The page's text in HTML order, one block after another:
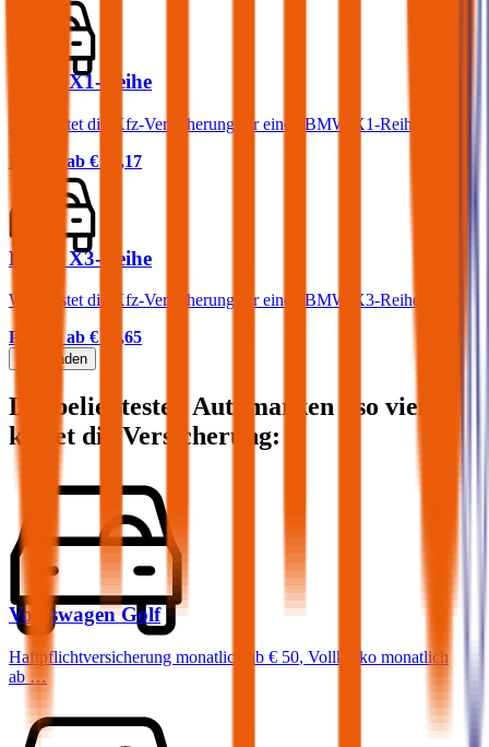
BMW X1-Reihe
Was kostet die Kfz-Versicherung für einen BMW X1-Reihe?
Prämie ab € 84,17
BMW X3-Reihe
Was kostet die Kfz-Versicherung für einen BMW X3-Reihe?
Prämie ab € 83,65
Mehr laden
Die beliebtesten Automarken - so viel
kostet die Versicherung:
Volkswagen Golf
Haftpflichtversicherung monatlich ab € 50, Vollkasko monatlich
ab …